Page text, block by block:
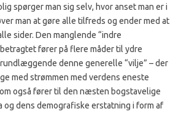
spørger man sig selv, hvor anset man er i
man at gøre alle tilfreds og ender med at
sider. Den manglende “indre
fører på flere måder til ydre
denne generelle “vilje” – der
med strømmen med verdens eneste
også fører til den næsten bogstavelige
og dens demografiske erstatning i form af